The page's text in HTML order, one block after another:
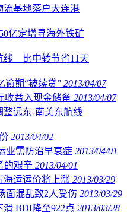
流基地落户大连港
亿定增寻海外铁矿
线 比中转节省11天
逾期“被续贷” 2013/04/07
收益入现金储备 2013/04/07
远东-南美东航线
2013/04/02
业需防治早衰症 2013/04/01
的艰辛 2013/04/01
海运运价将上涨 2013/03/29
面混乱致2人受伤 2013/03/29
BDI降至922点 2013/03/28